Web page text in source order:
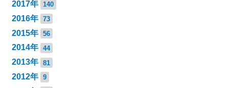
2017年 140
2016年 73
2015年 56
2014年 44
2013年 81
2012年 9